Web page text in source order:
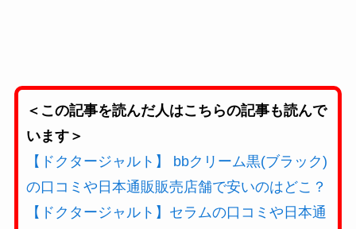
＜この記事を読んだ人はこちらの記事も読んで
います＞
【ドクタージャルト】 bbクリーム黒(ブラック)
の口コミや日本通販販売店舗で安いのはどこ？
【ドクタージャルト】セラムの口コミや日本通